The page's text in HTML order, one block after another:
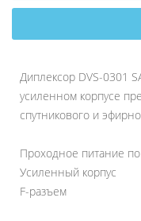
Диплексор DVS-0301
усиленном корпусе
спутникового и
Проходное питание по
Усиленный корпус
F-разъем